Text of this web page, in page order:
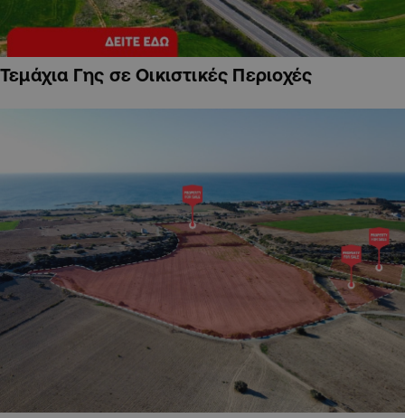
Τεμάχια Γης σε Οικιστικές Περιοχές